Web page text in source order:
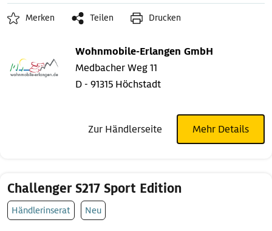
Merken Teilen Drucken
Wohnmobile-Erlangen GmbH
Medbacher Weg 11
D - 91315 Höchstadt
Zur Händlerseite Mehr Details
Challenger S217 Sport Edition
Händlerinserat Neu